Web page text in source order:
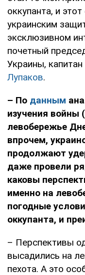
оккупанта, и
украинским
эксклюзивном
почетный
Украины,
Лупаков.
– По данным
изучения войны (
левобережье
впрочем,
продолжают
даже провели
каковы
именно на
погодные
оккупанта, и
– Перспективы
высадились на
пехота. А это